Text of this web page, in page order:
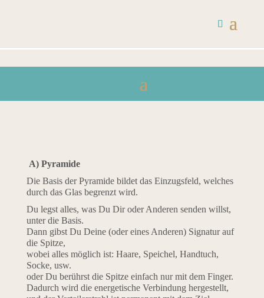
A) Pyramide
Die Basis der Pyramide bildet das Einzugsfeld, welches
durch das Glas begrenzt wird.
Du legst alles, was Du Dir oder Anderen senden willst,
unter die Basis.
Dann gibst Du Deine (oder eines Anderen) Signatur auf
die Spitze,
wobei alles möglich ist: Haare, Speichel, Handtuch,
Socke, usw.
oder Du berührst die Spitze einfach nur mit dem Finger.
Dadurch wird die energetische Verbindung hergestellt,